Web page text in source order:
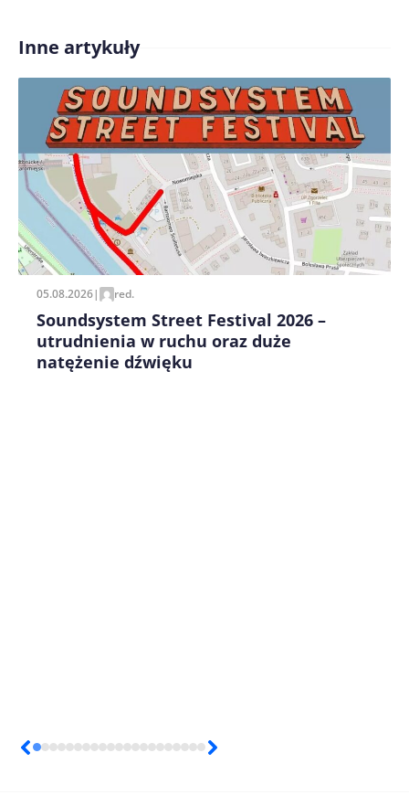
Treść komentarza*
Zapamiętaj moje dane w tej przeglądarce podczas
pisania kolejnych komentarzy.
Inne artykuły
05.08.2026| red.
Soundsystem Street Festival 2026 –
utrudnienia w ruchu oraz duże
natężenie dźwięku